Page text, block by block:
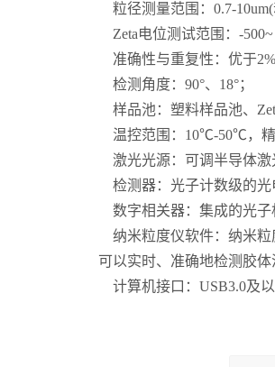
粒径测量范围：0.7-10um(
Zeta电位测试范围：-
准确性与重复性：优于2%
检测角度：90°、18°；
样品池：塑料样品池、
温控范围：10℃-50℃，精
激光光源：可调半导体激
检测器：光子计数级的光
数字相关器：集成的光子
纳米粒度仪软件：纳米粒
可以实时、准确地检测胶体
计算机接口：USB3.0及以